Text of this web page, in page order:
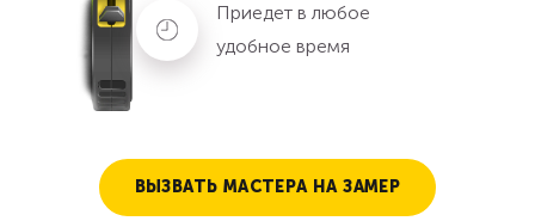
Приедет в любое
удобное время
ВЫЗВАТЬ МАСТЕРА НА ЗАМЕР